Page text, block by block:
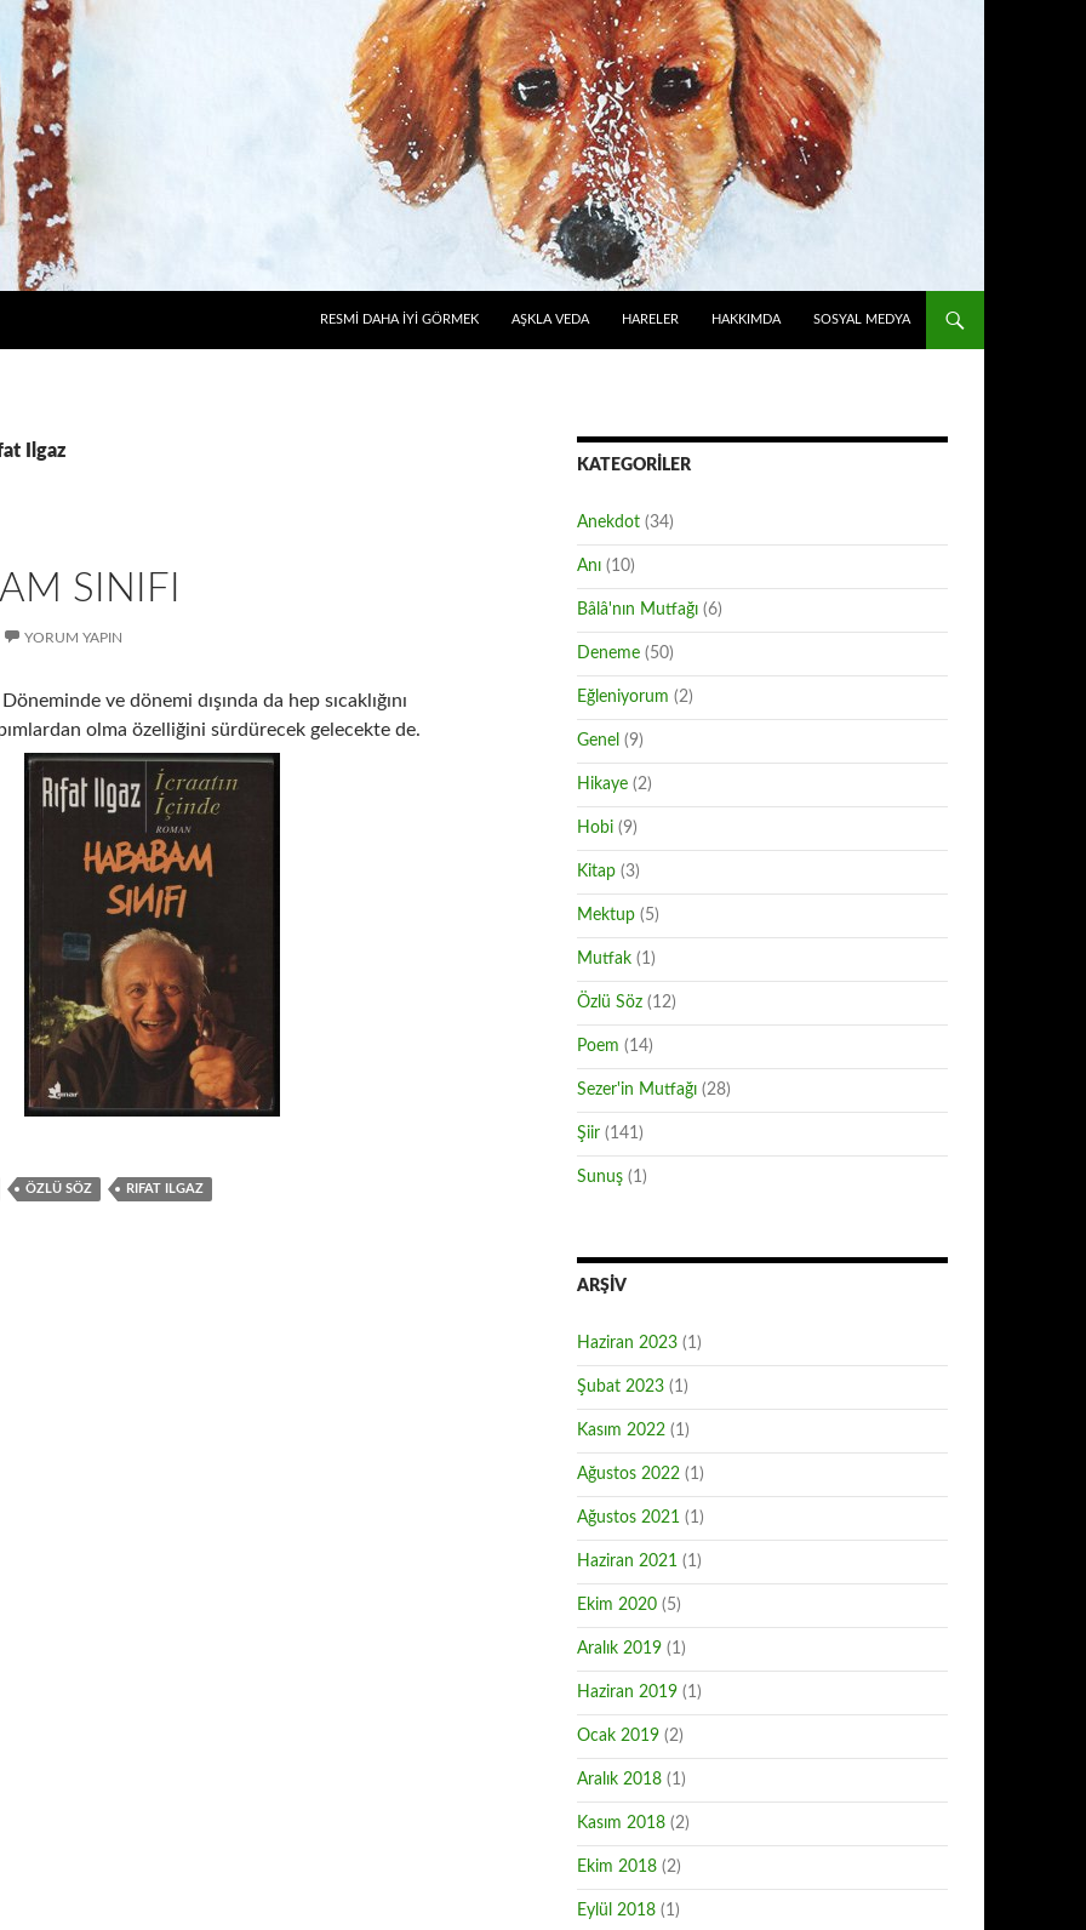
RESMI DAHA İYI GÖRMEK AŞKLA VEDA HARELER HAKKIMDA SOSYAL MEDYA
Ilgaz
SINIFI
YORUM YAPIN
Döneminde ve dönemi dışında da hep sıcaklığını
olma özelliğini sürdürecek gelecekte de.
ÖZLÜ SÖZ RIFAT ILGAZ
KATEGORILER
Anekdot (34)
Anı (10)
Bâlâ'nın Mutfağı (6)
Deneme (50)
Eğleniyorum (2)
Genel (9)
Hikaye (2)
Hobi (9)
Kitap (3)
Mektup (5)
Mutfak (1)
Özlü Söz (12)
Poem (14)
Sezer'in Mutfağı (28)
Şiir (141)
Sunuş (1)
ARŞIV
Haziran 2023 (1)
Şubat 2023 (1)
Kasım 2022 (1)
Ağustos 2022 (1)
Ağustos 2021 (1)
Haziran 2021 (1)
Ekim 2020 (5)
Aralık 2019 (1)
Haziran 2019 (1)
Ocak 2019 (2)
Aralık 2018 (1)
Kasım 2018 (2)
Ekim 2018 (2)
Eylül 2018 (1)